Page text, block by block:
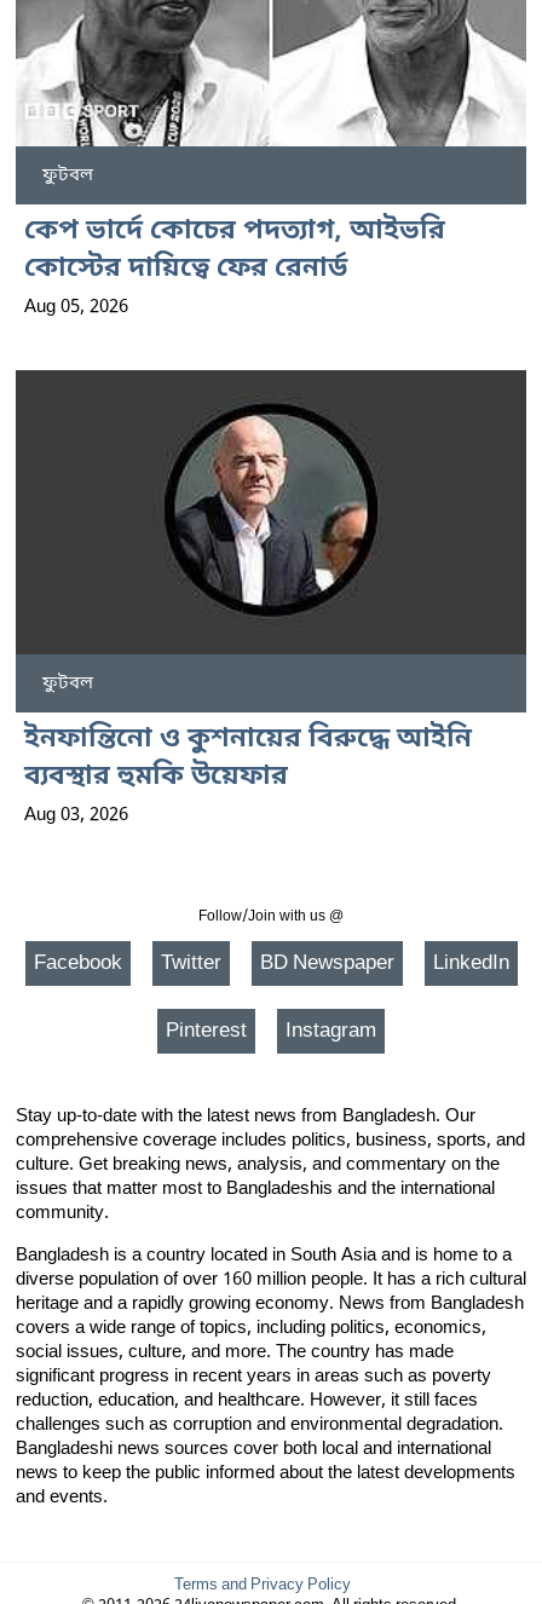
ফুটবল
কেপ ভার্দে কোচের পদত্যাগ, আইভরি
কোস্টের দায়িত্বে ফের রেনার্ড
Aug 05, 2026
ফুটবল
ইনফান্তিনো ও কুশনায়ের বিরুদ্ধে আইনি
ব্যবস্থার হুমকি উয়েফার
Aug 03, 2026
Follow/Join with us @
Facebook Twitter BD Newspaper LinkedIn
Pinterest Instagram
Stay up-to-date with the latest news from Bangladesh. Our
comprehensive coverage includes politics, business, sports, and
culture. Get breaking news, analysis, and commentary on the
issues that matter most to Bangladeshis and the international
community.
Bangladesh is a country located in South Asia and is home to a
diverse population of over 160 million people. It has a rich cultural
heritage and a rapidly growing economy. News from Bangladesh
covers a wide range of topics, including politics, economics,
social issues, culture, and more. The country has made
significant progress in recent years in areas such as poverty
reduction, education, and healthcare. However, it still faces
challenges such as corruption and environmental degradation.
Bangladeshi news sources cover both local and international
news to keep the public informed about the latest developments
and events.
Terms and Privacy Policy